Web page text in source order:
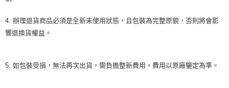
4. 辦理退貨商品必須是全新未使用狀態，且包裝為完整原貌，否則將會影
響退換貨權益。
5. 如包裝受損，無法再次出貨，需負擔整新費用。費用以原廠鑒定為準。